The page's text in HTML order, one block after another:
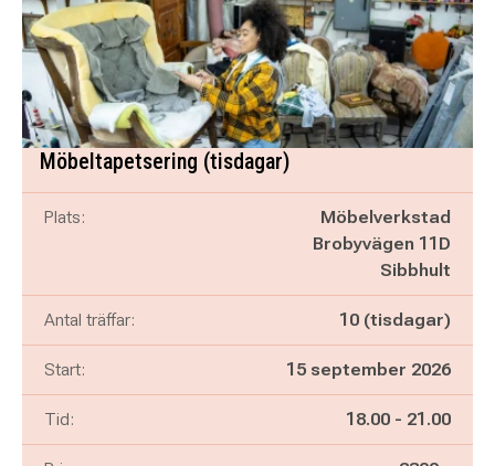
Möbeltapetsering (tisdagar)
Plats:
Möbelverkstad
Brobyvägen 11D
Sibbhult
Antal träffar: 10 (tisdagar)
Start: 15 september 2026
Tid: Pågår mellan
18.00 - och
21.00